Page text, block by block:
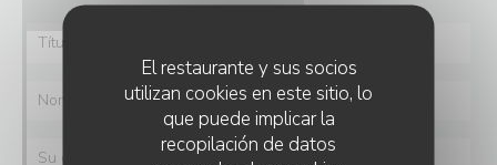
El restaurante y sus socios
utilizan cookies en este sitio, lo
que puede implicar la
recopilación de datos